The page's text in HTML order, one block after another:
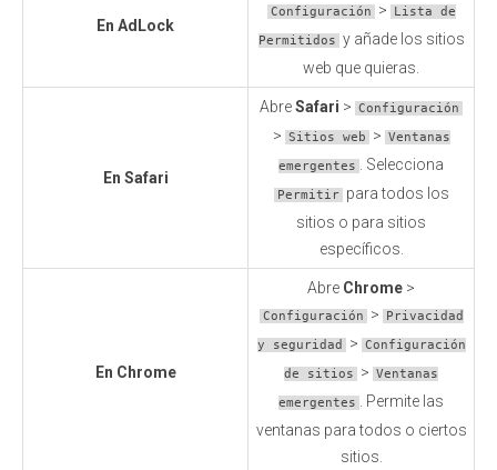
En AdLock
Configuración >
Lista de
Permitidos y añade los sitios
web que quieras.
En Safari
AbreSafari > Configuración
> Sitios web > Ventanas
emergentes
. Selecciona
Permitir para todos los
sitios o para sitios
específicos.
En Chrome
Abre Chrome >
Configuración >
Privacidad
y seguridad > Configuración
de sitios
> Ventanas
emergentes
. Permite las
ventanas para todos o ciertos
sitios.